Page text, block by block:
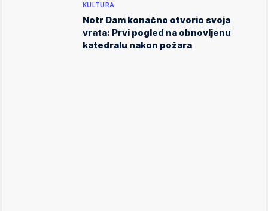
KULTURA
Notr Dam konačno otvorio svoja
vrata: Prvi pogled na obnovljenu
katedralu nakon požara